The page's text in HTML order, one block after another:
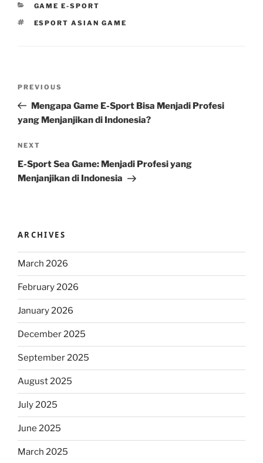
CATEGORIES
GAME E-SPORT
TAGS
ESPORT ASIAN GAME
Previous
Post
PREVIOUS
Mengapa Game E-Sport Bisa Menjadi Profesi
yang Menjanjikan di Indonesia?
Next
Post
NEXT
E-Sport Sea Game: Menjadi Profesi yang
Menjanjikan di Indonesia
ARCHIVES
March 2026
February 2026
January 2026
December 2025
September 2025
August 2025
July 2025
June 2025
March 2025